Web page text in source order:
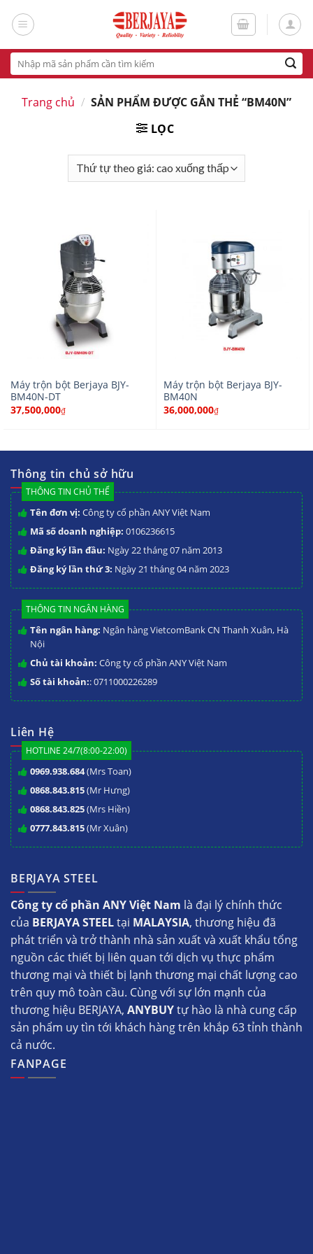
Tìm
kiếm:
Trang chủ / SẢN PHẨM ĐƯỢC GẮN THẺ “BM40N”
LỌC
Máy trộn bột Berjaya BJY-
BM40N-DT
37,500,000₫
Máy trộn bột Berjaya BJY-
BM40N
36,000,000₫
Thông tin chủ sở hữu
THÔNG TIN CHỦ THỂ
Tên đơn vị: Công ty cổ phần ANY Việt Nam
Mã số doanh nghiệp: 0106236615
Đăng ký lần đầu: Ngày 22 tháng 07 năm 2013
Đăng ký lần thứ 3: Ngày 21 tháng 04 năm 2023
THÔNG TIN NGÂN HÀNG
Tên ngân hàng: Ngân hàng VietcomBank CN Thanh Xuân, Hà
Nội
Chủ tài khoản: Công ty cổ phần ANY Việt Nam
Số tài khoản:: 0711000226289
Liên Hệ
HOTLINE 24/7(8:00-22:00)
0969.938.684(Mrs Toan)
0868.843.815(Mr Hưng)
0868.843.825(Mrs Hiền)
0777.843.815(Mr Xuân)
BERJAYA STEEL
Công ty cổ phần ANY Việt Nam là đại lý chính thức
của BERJAYA STEELtại MALAYSIA, thương hiệu đã
phát triển và trở thành nhà sản xuất và xuất khẩu tổng
nguồn các thiết bị liên quan tới dịch vụ thực phẩm
thương mại và thiết bị lạnh thương mại chất lượng cao
trên quy mô toàn cầu. Cùng với sự lớn mạnh của
thương hiệu BERJAYA, ANYBUYtự hào là nhà cung cấp
sản phẩm uy tìn tới khách hàng trên khắp 63 tỉnh thành
cả nước.
FANPAGE